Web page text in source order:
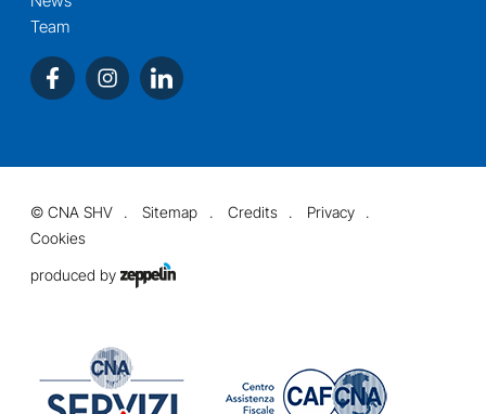
Team
©CNA SHV Sitemap Credits
Privacy
Cookies
produced by